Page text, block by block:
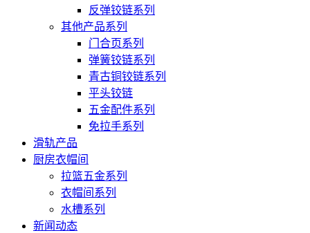
反弹铰链系列
其他产品系列
门合页系列
弹簧铰链系列
青古铜铰链系列
平头铰链
五金配件系列
免拉手系列
滑轨产品
厨房衣帽间
拉篮五金系列
衣帽间系列
水槽系列
新闻动态